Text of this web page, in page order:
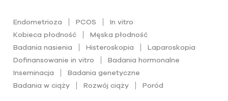
Endometrioza PCOS
In vitro
Kobieca płodność
Męska płodność
Badania nasienia
Histeroskopia
Laparoskopia
Dofinansowanie in vitro
Badania hormonalne
Inseminacja
Badania genetyczne
Badania w ciąży
Rozwój ciąży Poród